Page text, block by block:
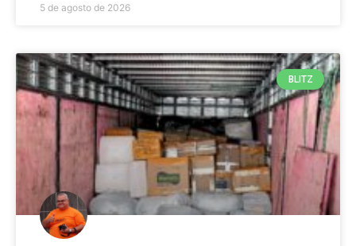
5 de agosto de 2026
BLITZ